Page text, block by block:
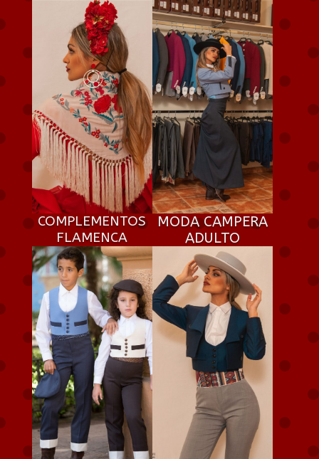
COMPLEMENTOS
FLAMENCA
MODA CAMPERA
ADULTO